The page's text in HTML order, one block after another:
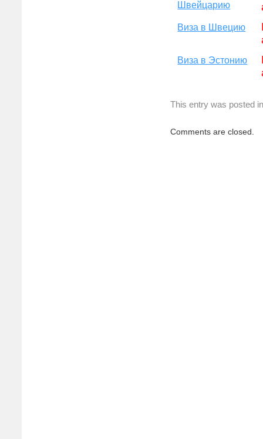
Швейцарию
Виза в Швецию
Виза в Эстонию
This entry was posted
Comments are closed.